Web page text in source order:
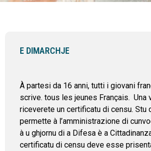
E DIMARCHJE
À partesi da 16 anni, tutti i giovani
scrive. tous les jeunes Français. Una
riceverete un certificatu di censu. Stu
permette à l’amministrazione di
à u ghjornu di a Difesa è a
certificatu di censu deve esse